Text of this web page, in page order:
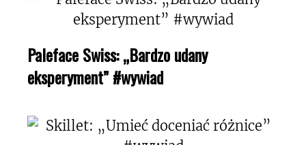
Paleface Swiss: „Bardzo udany
eksperyment” #wywiad